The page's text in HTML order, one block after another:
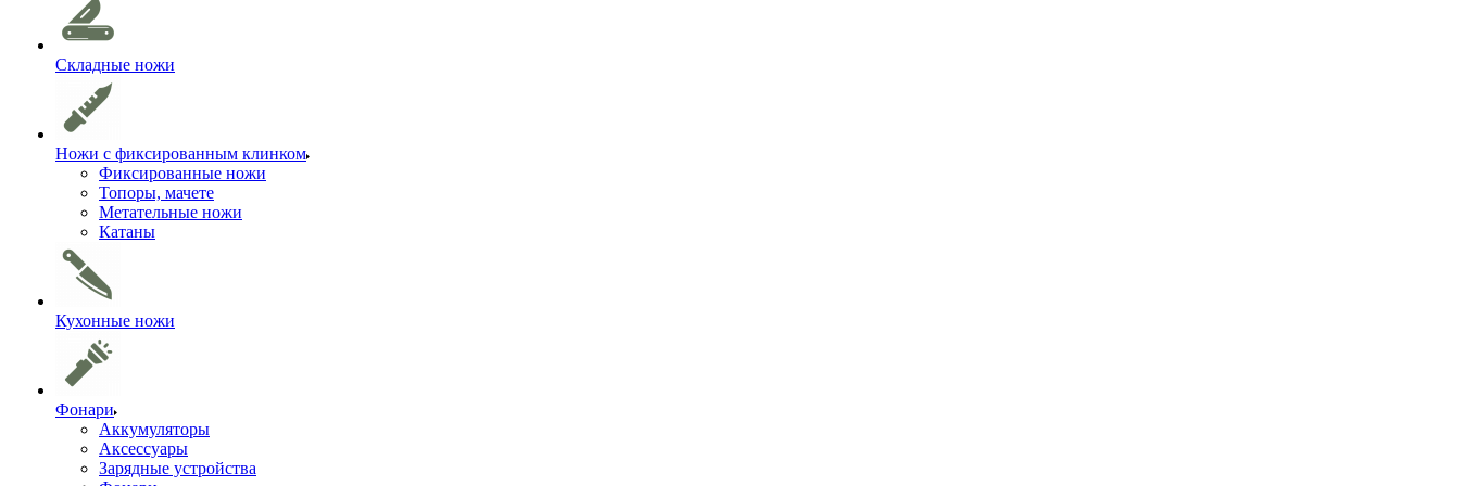
Складные ножи
Ножи с фиксированным клинком
Фиксированные ножи
Топоры, мачете
Метательные ножи
Катаны
Кухонные ножи
Фонари
Аккумуляторы
Аксессуары
Зарядные устройства